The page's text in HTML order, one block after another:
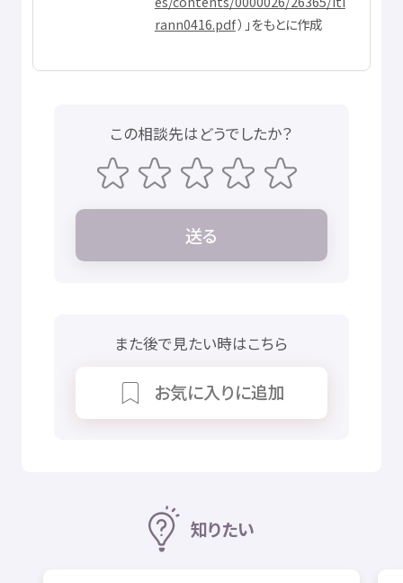
rann0416.pdf）」をもとに作成
この相談先はどうでしたか？
送る
また後で見たい時はこちら
お気に入りに追加
知りたい